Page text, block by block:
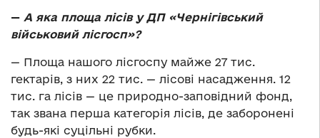
— А яка площа лісів у ДП «Чернігівський
військовий лісгосп»?
— Площа нашого лісгоспу майже 27 тис.
гектарів, з них 22 тис. — лісові насадження. 12
тис. га лісів — це природно-заповідний фонд,
так звана перша категорія лісів, де заборонені
будь-які суцільні рубки.